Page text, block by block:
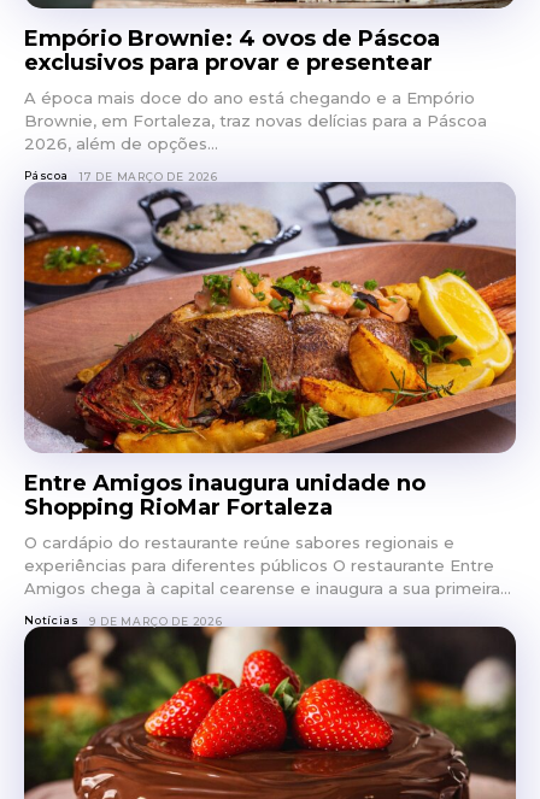
Empório Brownie: 4 ovos de Páscoa
exclusivos para provar e presentear
A época mais doce do ano está chegando e a Empório
Brownie, em Fortaleza, traz novas delícias para a Páscoa
2026, além de opções...
Páscoa 17 DE MARÇO DE 2026
Entre Amigos inaugura unidade no
Shopping RioMar Fortaleza
O cardápio do restaurante reúne sabores regionais e
experiências para diferentes públicos O restaurante Entre
Amigos chega à capital cearense e inaugura a sua primeira...
Notícias 9 DE MARÇO DE 2026